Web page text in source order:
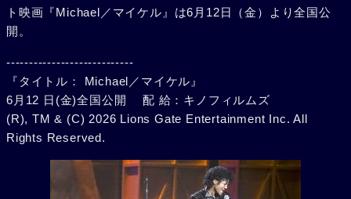
ト映画『Michael／マイケル』は6月12日（金）より全国公
開。
----------------------------
『タイトル： Michael／マイケル』
6月12 日(金)全国公開 配 給：キノフィルムズ
(R), TM & (C) 2026 Lions Gate Entertainment Inc. All
Rights Reserved.